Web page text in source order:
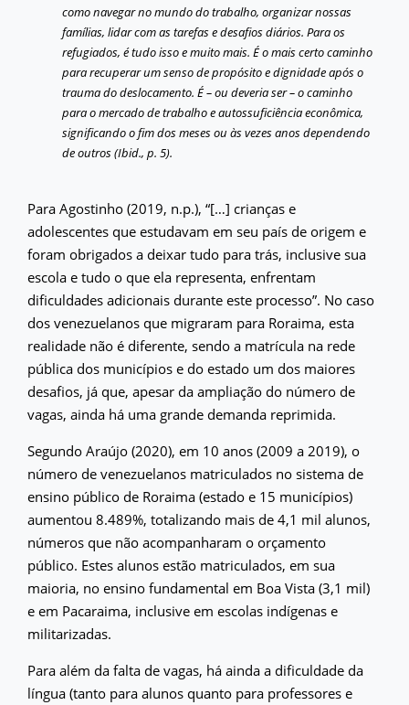
como navegar no mundo do trabalho, organizar nossas
famílias, lidar com as tarefas e desafios diários. Para os
refugiados, é tudo isso e muito mais. É o mais certo caminho
para recuperar um senso de propósito e dignidade após o
trauma do deslocamento. É – ou deveria ser – o caminho
para o mercado de trabalho e autossuficiência econômica,
significando o fim dos meses ou às vezes anos dependendo
de outros (Ibid., p. 5).
Para Agostinho (2019, n.p.), “[…] crianças e
adolescentes que estudavam em seu país de origem e
foram obrigados a deixar tudo para trás, inclusive sua
escola e tudo o que ela representa, enfrentam
dificuldades adicionais durante este processo”. No caso
dos venezuelanos que migraram para Roraima, esta
realidade não é diferente, sendo a matrícula na rede
pública dos municípios e do estado um dos maiores
desafios, já que, apesar da ampliação do número de
vagas, ainda há uma grande demanda reprimida.
Segundo Araújo (2020), em 10 anos (2009 a 2019), o
número de venezuelanos matriculados no sistema de
ensino público de Roraima (estado e 15 municípios)
aumentou 8.489%, totalizando mais de 4,1 mil alunos,
números que não acompanharam o orçamento
público. Estes alunos estão matriculados, em sua
maioria, no ensino fundamental em Boa Vista (3,1 mil)
e em Pacaraima, inclusive em escolas indígenas e
militarizadas.
Para além da falta de vagas, há ainda a dificuldade da
língua (tanto para alunos quanto para professores e